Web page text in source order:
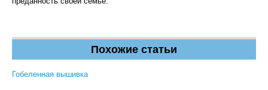
Похожие статьи
Гобеленная вышивка